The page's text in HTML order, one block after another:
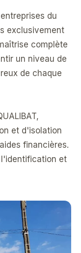
du
exclusivement
complète
un niveau de
de chaque
et d'isolation
financières.
et